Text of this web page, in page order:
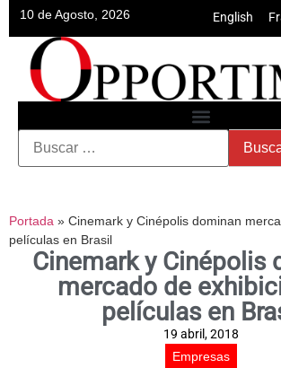
10 de Agosto, 2026 English
Portada » Cinemark y Cinépolis dominan
películas en Brasil
Cinemark y Cinépolis
mercado de
películas en
19 abril, 2018
Empresas